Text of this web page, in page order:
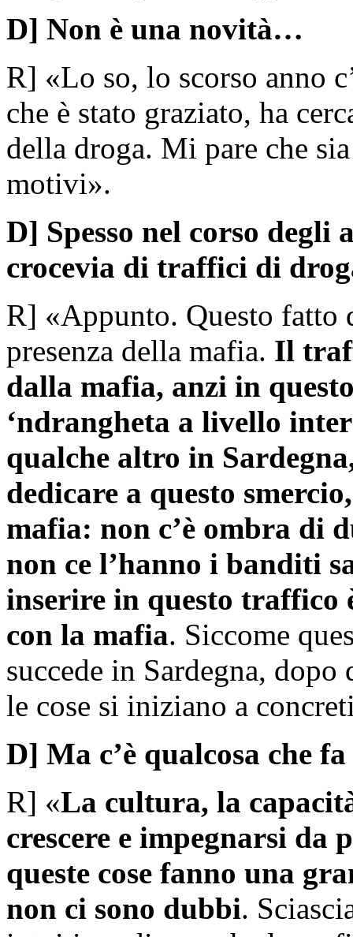
D] Non è una novità…
R] «Lo so, lo scorso anno
che è stato graziato, ha
della droga. Mi pare che
motivi».
D] Spesso nel corso degli
crocevia di traffici di
R] «Appunto. Questo fatto
presenza della mafia. Il
dalla mafia, anzi in
‘ndrangheta a livello
qualche altro in
dedicare a questo
mafia: non c’è ombra di
non ce l’hanno i banditi
inserire in questo traffico
con la mafia. Siccome
succede in Sardegna,
le cose si iniziano a
D] Ma c’è qualcosa che
R] «La cultura, la
crescere e impegnarsi da
queste cose fanno una
non ci sono dubbi.